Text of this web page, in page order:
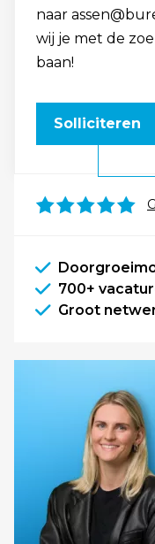
naar
wij je met de
baan!
Solliciteren
700+
Groot